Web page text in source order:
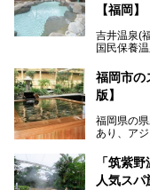
【福岡】
吉井温泉(
国民保養
す。
「ふだん
住民や温
帰り入浴
福岡市の
版】
福岡県の
あり、ア
そんな福
れるリゾ
「筑紫
人気ス